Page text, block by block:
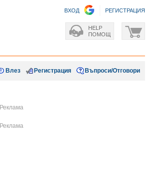
РЕГИСТРАЦИЯ
ВХОД
HELP
ПОМОЩ
Въпроси/Отговори
Регистрация
Влез